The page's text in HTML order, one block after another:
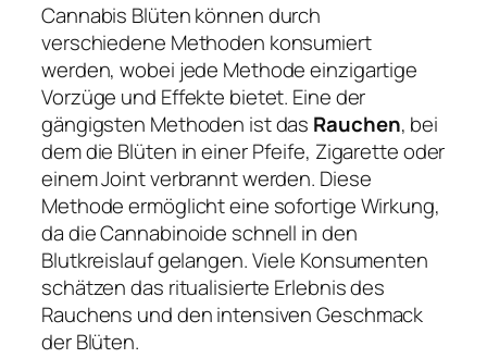
Cannabis Blüten können durch
verschiedene Methoden konsumiert
werden, wobei jede Methode einzigartige
Vorzüge und Effekte bietet. Eine der
gängigsten Methoden ist das Rauchen, bei
dem die Blüten in einer Pfeife, Zigarette oder
einem Joint verbrannt werden. Diese
Methode ermöglicht eine sofortige Wirkung,
da die Cannabinoide schnell in den
Blutkreislauf gelangen. Viele Konsumenten
schätzen das ritualisierte Erlebnis des
Rauchens und den intensiven Geschmack
der Blüten.